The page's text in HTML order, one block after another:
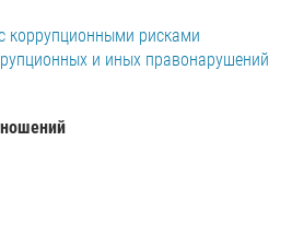
коррупционными рисками
и иных правонарушений